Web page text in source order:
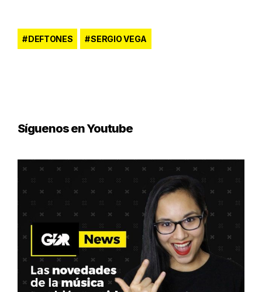
DEFTONES SERGIO VEGA
Síguenos en Youtube